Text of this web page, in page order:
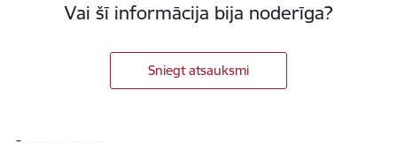
Vai šī informācija bija noderīga?
Sniegt atsauksmi